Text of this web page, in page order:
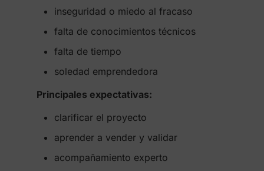
inseguridad o miedo al fracaso
falta de conocimientos técnicos
falta de tiempo
soledad emprendedora
Principales expectativas:
clarificar el proyecto
aprender a vender y validar
acompañamiento experto